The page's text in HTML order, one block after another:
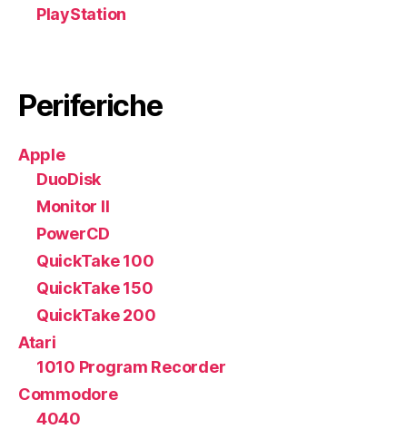
PlayStation
Periferiche
Apple
DuoDisk
Monitor II
PowerCD
QuickTake 100
QuickTake 150
QuickTake 200
Atari
1010 Program Recorder
Commodore
4040